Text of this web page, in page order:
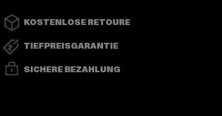
KOSTENLOSE RETOURE
TIEFPREISGARANTIE
SICHERE BEZAHLUNG